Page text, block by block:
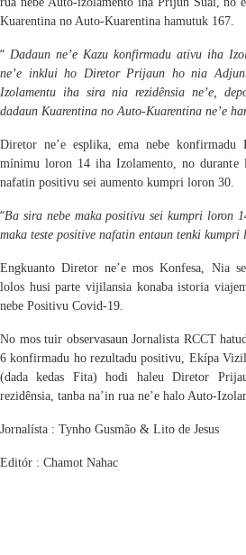
Kuarentina no Auto-Kuarentina hamutuk 167.
“ Dadaun ne’e Kazu konfirmadu ativu iha
ne’e inklui ho Diretor Prijaun ho nia
Izolamentu iha sira nia rezidênsia ne’e,
dadaun Kuarentina no Auto-Kuarentina ne’e
Diretor ne’e esplika, ema nebe konfirmadu
mínimu loron 14 iha Izolamento, no durante
nafatin positivu sei aumento kumpri loron 30.
“Ba sira nebe maka positivu sei kumpri loron
maka teste positive nafatin entaun tenki kumpri
Engkuanto Diretor ne’emos Konfesa, Nia
lolos husi parte vijilansia konaba istoria viaj
nebe Positivu Covid-19.
No mostuir observasaun Jornalista RCCT
6 konfirmadu ho rezultadupositivu, Ekípa
(dada kedas Fita) hodi haleu Diretor
rezidênsia, tanba na’in rua ne’e halo Auto-
Jornalísta : Tynho Gusmão & Lito de Jesus
Editór : Chamot Nahac